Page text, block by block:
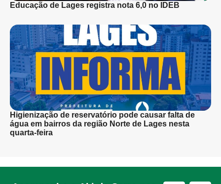
Educação de Lages registra nota 6,0 no IDEB
Higienização de reservatório pode causar falta de
água em bairros da região Norte de Lages nesta
quarta-feira